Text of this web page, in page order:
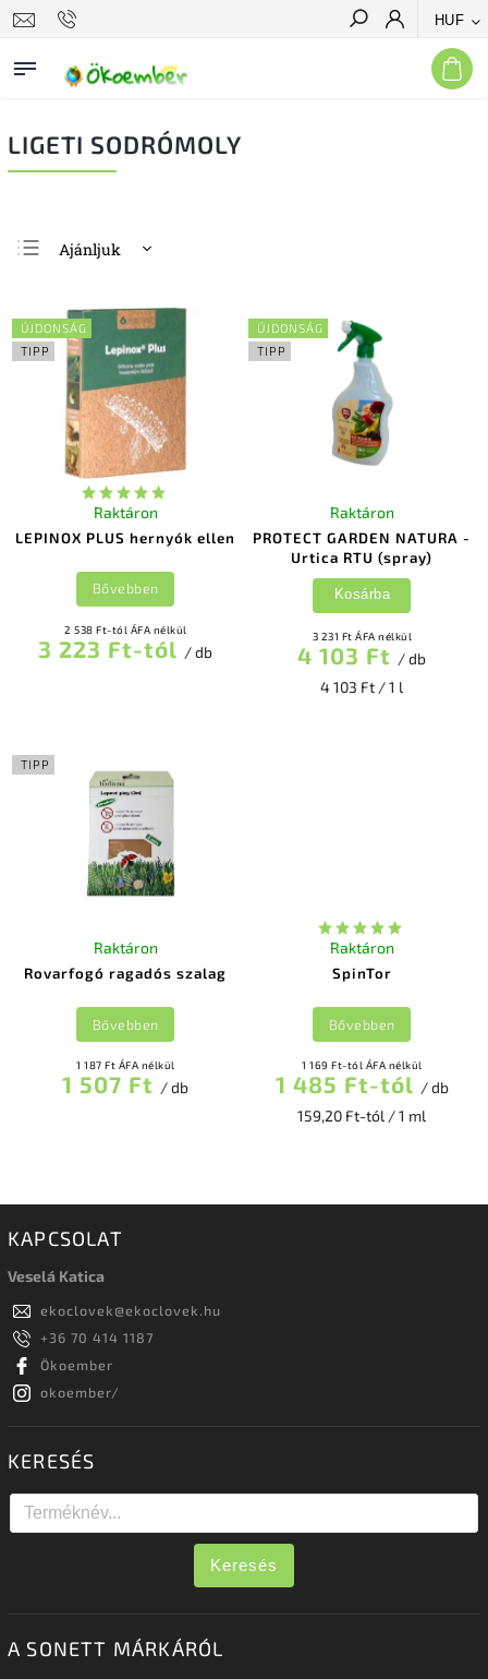
HUF
Keresés
LIGETI SODRÓMOLY
Ajánljuk
Legdrágább
Legnépszerűbb
termékek
ABC szerint
ÚJDONSÁG
TIPP
LEPINOX PLUS hernyók ellen
Raktáron
2 538 Ft-tól ÁFA nélkül
3 223 Ft-tól / db
Bővebben
ÚJDONSÁG
TIPP
PROTECT GARDEN NATURA -
Urtica RTU (spray)
Raktáron
3 231 Ft ÁFA nélkül
4 103 Ft / db
4 103 Ft / 1 l
Kosárba
TIPP
Rovarfogó ragadós szalag
Raktáron
1 187 Ft ÁFA nélkül
1 507 Ft / db
Bővebben
SpinTor
Raktáron
1 169 Ft-tól ÁFA nélkül
1 485 Ft-tól / db
159,20 Ft-tól / 1 ml
Bővebben
KAPCSOLAT
Veselá Katica
ekoclovek@ekoclovek.hu
+36 70 414 1187
Ökoember
okoember/
KERESÉS
Keresés
A SONETT MÁRKÁRÓL